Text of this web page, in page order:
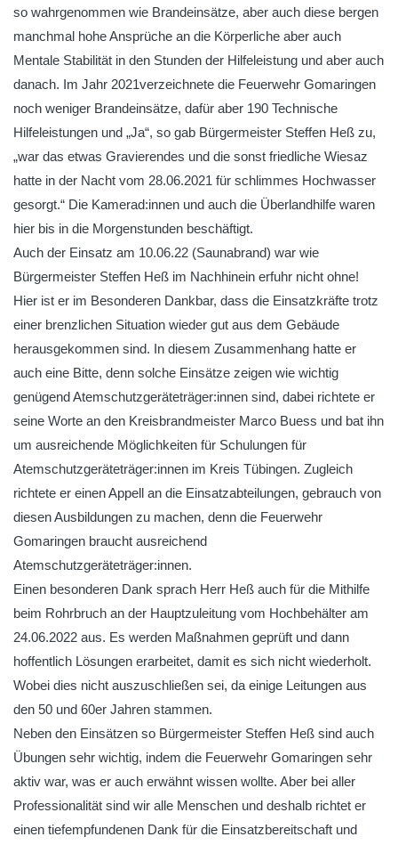
so wahrgenommen wie Brandeinsätze, aber auch diese bergen
manchmal hohe Ansprüche an die Körperliche aber auch
Mentale Stabilität in den Stunden der Hilfeleistung und aber auch
danach. Im Jahr 2021verzeichnete die Feuerwehr Gomaringen
noch weniger Brandeinsätze, dafür aber 190 Technische
Hilfeleistungen und „Ja“, so gab Bürgermeister Steffen Heß zu,
„war das etwas Gravierendes und die sonst friedliche Wiesaz
hatte in der Nacht vom 28.06.2021 für schlimmes Hochwasser
gesorgt.“ Die Kamerad:innen und auch die Überlandhilfe waren
hier bis in die Morgenstunden beschäftigt.
Auch der Einsatz am 10.06.22 (Saunabrand) war wie
Bürgermeister Steffen Heß im Nachhinein erfuhr nicht ohne!
Hier ist er im Besonderen Dankbar, dass die Einsatzkräfte trotz
einer brenzlichen Situation wieder gut aus dem Gebäude
herausgekommen sind. In diesem Zusammenhang hatte er
auch eine Bitte, denn solche Einsätze zeigen wie wichtig
genügend Atemschutzgeräteträger:innen sind, dabei richtete er
seine Worte an den Kreisbrandmeister Marco Buess und bat ihn
um ausreichende Möglichkeiten für Schulungen für
Atemschutzgeräteträger:innen im Kreis Tübingen. Zugleich
richtete er einen Appell an die Einsatzabteilungen, gebrauch von
diesen Ausbildungen zu machen, denn die Feuerwehr
Gomaringen braucht ausreichend
Atemschutzgeräteträger:innen.
Einen besonderen Dank sprach Herr Heß auch für die Mithilfe
beim Rohrbruch an der Hauptzuleitung vom Hochbehälter am
24.06.2022 aus. Es werden Maßnahmen geprüft und dann
hoffentlich Lösungen erarbeitet, damit es sich nicht wiederholt.
Wobei dies nicht auszuschließen sei, da einige Leitungen aus
den 50 und 60er Jahren stammen.
Neben den Einsätzen so Bürgermeister Steffen Heß sind auch
Übungen sehr wichtig, indem die Feuerwehr Gomaringen sehr
aktiv war, was er auch erwähnt wissen wollte. Aber bei aller
Professionalität sind wir alle Menschen und deshalb richtet er
einen tiefempfundenen Dank für die Einsatzbereitschaft und